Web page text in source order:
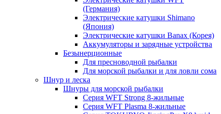
(Германия)
Электрические катушки Shimano
(Япония)
Электрические катушки Banax (Корея)
Аккумуляторы и зарядные устройства
Безынерционные
Для пресноводной рыбалки
Для морской рыбалки и для ловли сома
Шнур и леска
Шнуры для морской рыбалки
Серия WFT Strong 8-жильные
Серия WFT Plasma 8-жильные